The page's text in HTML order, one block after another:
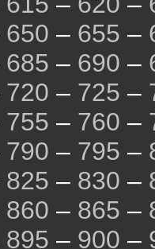
650 – 655 –
685 – 690 –
720 – 725 –
755 – 760 –
790 – 795 –
825 – 830 –
860 – 865 –
895 – 900 –